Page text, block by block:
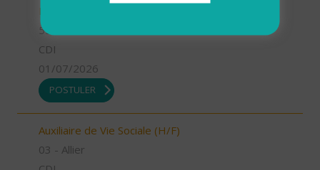
INFIRMIER COORDINATEUR (H/F)
55 - Meuse
CDI
01/07/2026
POSTULER
Auxiliaire de Vie Sociale (H/F)
03 - Allier